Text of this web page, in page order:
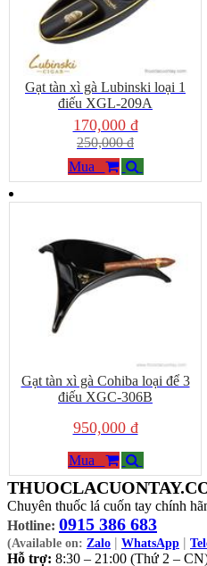
Gạt tàn xì gà Lubinski loại 1
điếu XGL-209A
170,000 đ
250,000 đ
Mua
Gạt tàn xì gà Cohiba loại để 3
điếu XGC-306B
950,000 đ
Mua
Chuyên thuốc lá cuốn tay chính
Hotline: 0915 386 683
(Available on: Zalo | WhatsApp |
Hỗ trợ: 8:30 – 21:00 (Thứ 2 –